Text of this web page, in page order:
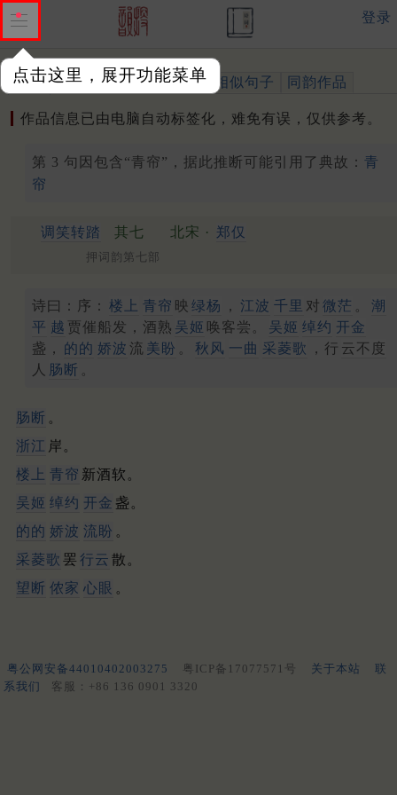
点击这里，展开功能菜单
登录
作品 标注四声 出处、引用 相似句子 同韵作品
作品信息已由电脑自动标签化，难免有误，仅供参考。
第 3 句因包含“青帘”，据此推断可能引用了典故： 青
帘
调笑转踏 其七 北宋 · 郑仅
押词韵第七部
诗曰：序： 楼上 青帘 映 绿杨 ， 江波 千里 对 微茫 。
潮
平 越 贾催船发，酒熟 吴姬 唤客尝。 吴姬 绰约 开金
盏，
的的 娇波 流 美盼 。 秋风 一曲 采菱歌 ，行 云不度
人 肠断 。
肠断 。
浙江 岸。
楼上 青帘 新酒软。
吴姬 绰约 开金 盏。
的的 娇波 流盼 。
采菱歌 罢 行云 散。
望断 侬家 心眼 。
粤公网安备44010402003275 粤ICP备17077571号 关于本站
联
系我们
客服：+86 136 0901 3320